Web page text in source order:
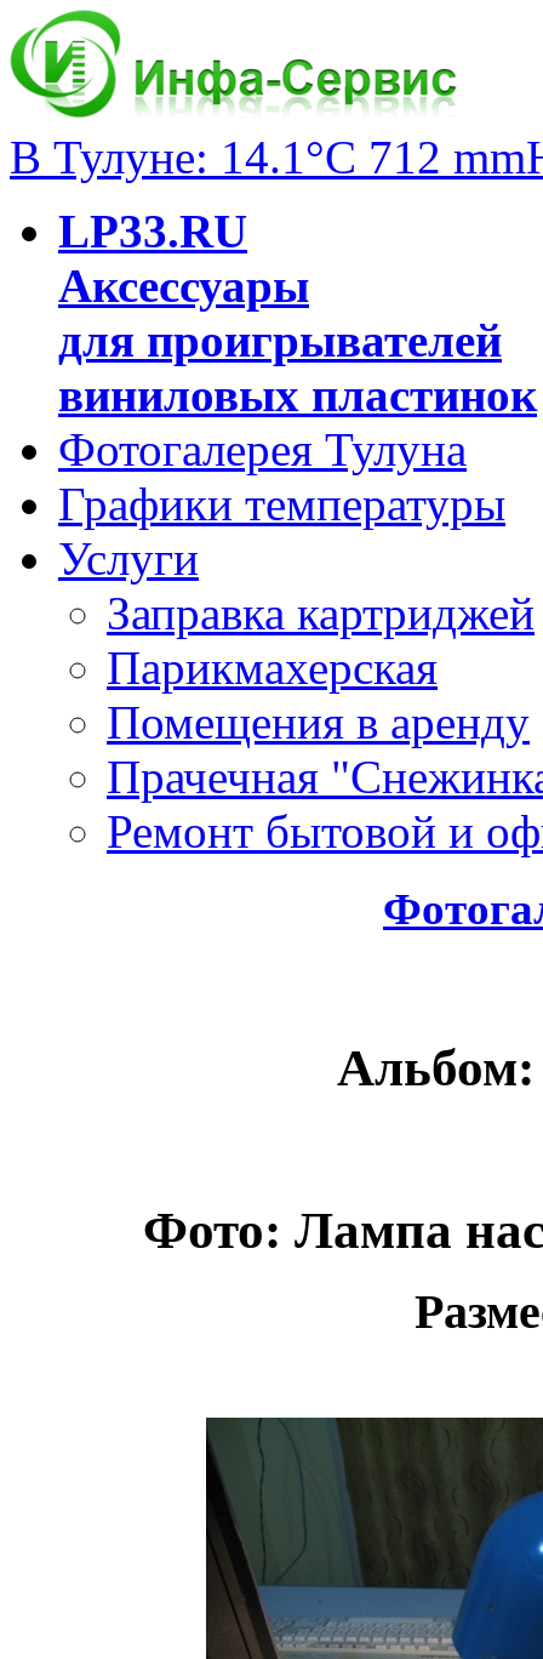
В Тулуне: 14.1°C 712
LP33.RU
Аксессуары
для проигрывателей
виниловых пластинок
Фотогалерея Тулуна
Графики температуры
Услуги
Заправка картриджей
Парикмахерская
Помещения в аренду
Прачечная
Ремонт бытовой и
Фото: Лампа